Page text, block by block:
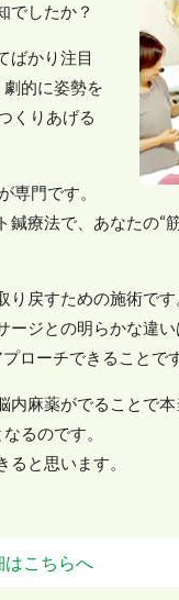
でしたか？
ばかり注目
的に姿勢を
くりあげる
専門です。
療法で、あなたの“
戻すための施術です
ジとの明らかな違
ローチできることです
麻薬がでることで本
るのです。
と思います。
はこちらへ